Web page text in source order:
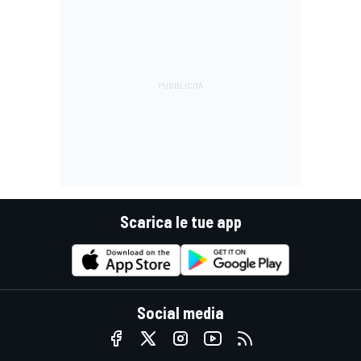
Scarica le tue app
Social media